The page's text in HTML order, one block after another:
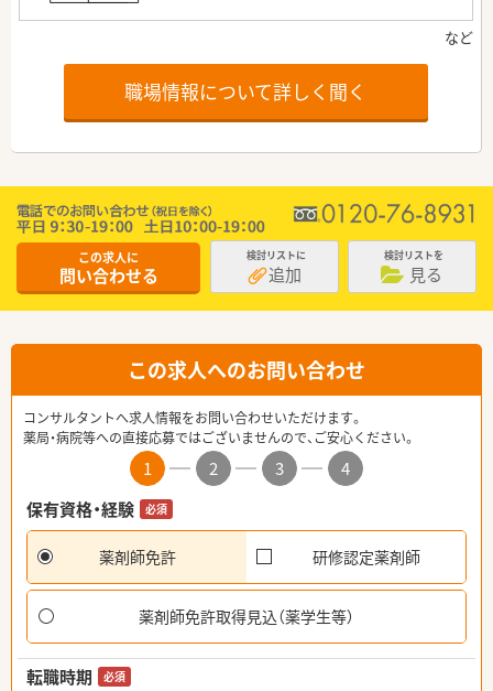
職場情報について詳しく聞く
この求人に
問い合わせる
検討リストに
追加
検討リストを
見る
この求人へのお問い合わせ
コンサルタントへ求人情報をお問い合わせいただけます。
薬局・病院等への直接応募ではございませんので、ご安心ください。
1 2 3
4
保有資格・経験
必須
薬剤師免許 研修認定薬剤師
薬剤師免許取得見込（薬学生等）
転職時期 必須